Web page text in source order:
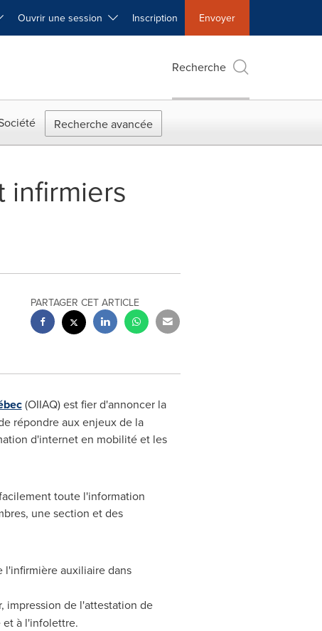
Ouvrir une session Inscription Envoyer
Recherche
Recherche avancée
infirmiers
PARTAGER CET ARTICLE
(OIIAQ) est fier d'annoncer la
répondre aux enjeux de la
d'internet en mobilité et les
toute l'information
une section et des
auxiliaire dans
impression de l'attestation de
et à l'infolettre.